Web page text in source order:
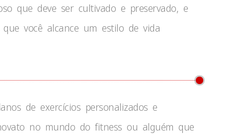
que deve ser cultivado e preservado, e
você alcance um estilo de vida
de exercícios personalizados e
no mundo do fitness ou alguém que